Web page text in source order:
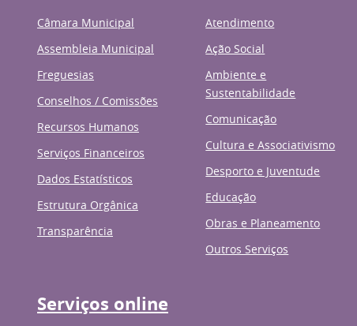
Câmara Municipal
Assembleia Municipal
Freguesias
Conselhos / Comissões
Recursos Humanos
Serviços Financeiros
Dados Estatísticos
Estrutura Orgânica
Transparência
Atendimento
Ação Social
Ambiente e
Sustentabilidade
Comunicação
Cultura e Associativismo
Desporto e Juventude
Educação
Obras e Planeamento
Outros Serviços
Serviços online